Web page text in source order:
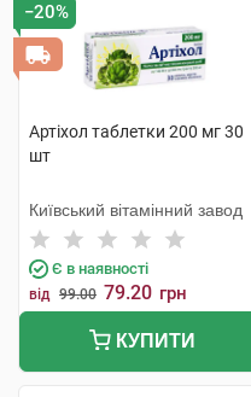
−20%
Артіхол таблетки 200 мг 30
шт
Київський вітамінний завод
Є в наявності
від 99.00 79.20 грн
КУПИТИ